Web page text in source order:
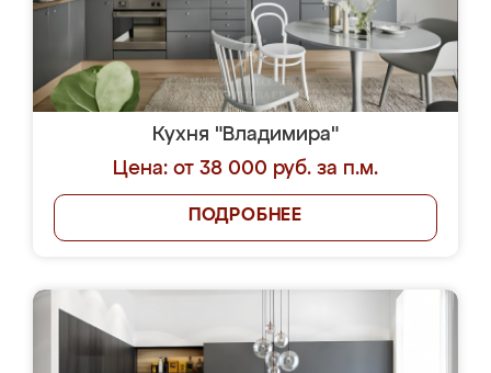
Кухня "Владимира"
Цена: от 38 000 руб. за п.м.
ПОДРОБНЕЕ